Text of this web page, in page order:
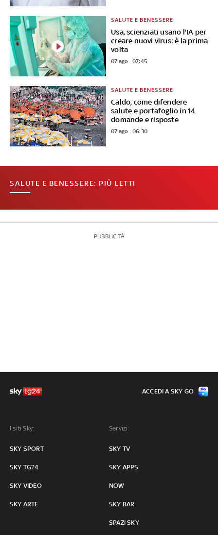
Usa, scienziati usano l'IA per
creare nuovi virus: è la prima
volta
SALUTE E BENESSERE
07 ago - 07:45
Caldo, come difendere
salute e portafoglio in 14
domande e risposte
SALUTE E BENESSERE
07 ago - 06:30
SALUTE E BENESSERE: PIÙ LETTI
PUBBLICITÀ
I siti Sky:
SKY SPORT
SKY TG24
SKY VIDEO
SKY ARTE
Servizi:
SKY TV
SKY APPS
NOW
SKY BAR
SPAZI SKY
ACCEDI A SKY GO